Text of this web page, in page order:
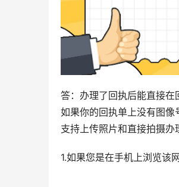
答：办理了回执后能直接
如果你的回执单上没有图
支持上传照片和直接拍摄办
1.如果您是在手机上浏览该